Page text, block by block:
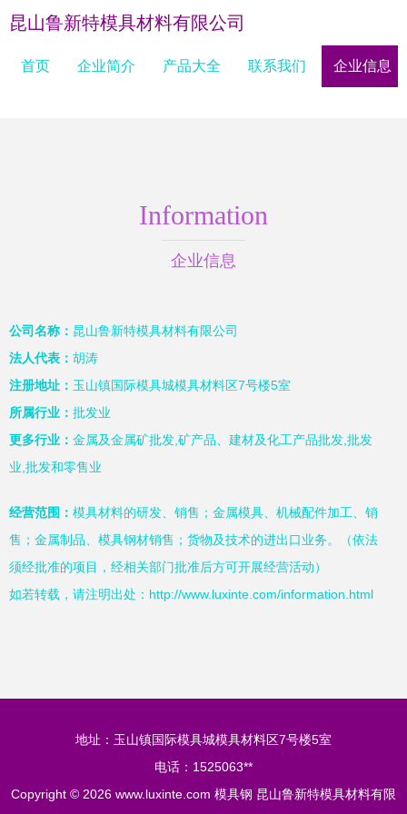
昆山鲁新特模具材料有限公司
首页 企业简介 产品大全 联系我们 企业信息
Information
企业信息
公司名称： 昆山鲁新特模具材料有限公司
法人代表： 胡涛
注册地址： 玉山镇国际模具城模具材料区7号楼5室
所属行业： 批发业
更多行业： 金属及金属矿批发,矿产品、建材及化工产品批发,批发
业,批发和零售业
经营范围： 模具材料的研发、销售；金属模具、机械配件加工、销
售；金属制品、模具钢材销售；货物及技术的进出口业务。（依法
须经批准的项目，经相关部门批准后方可开展经营活动）
如若转载，请注明出处：http://www.luxinte.com/information.html
地址：玉山镇国际模具城模具材料区7号楼5室
电话：1525063**
Copyright © 2026 www.luxinte.com 模具钢 昆山鲁新特模具材料有限